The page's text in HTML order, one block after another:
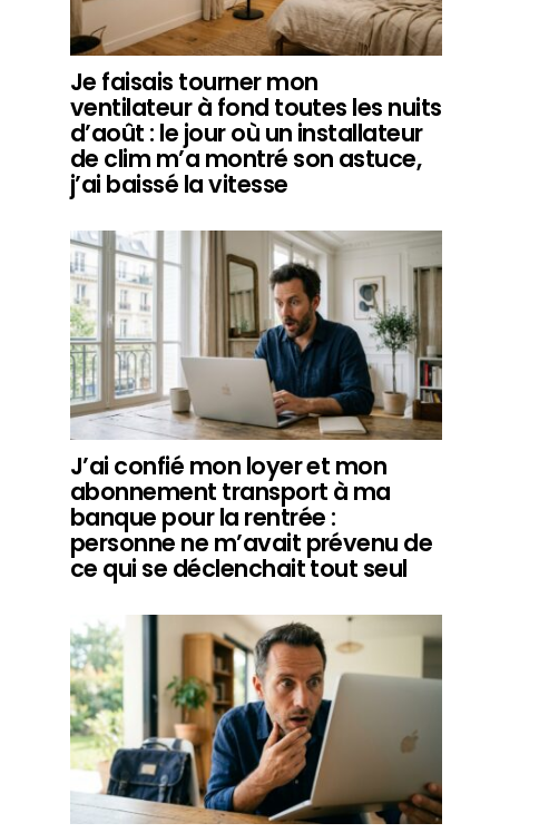
Je faisais tourner mon
ventilateur à fond toutes les nuits
d’août : le jour où un installateur
de clim m’a montré son astuce,
j’ai baissé la vitesse
J’ai confié mon loyer et mon
abonnement transport à ma
banque pour la rentrée :
personne ne m’avait prévenu de
ce qui se déclenchait tout seul